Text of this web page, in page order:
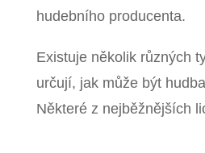
hudebního producenta.
Existuje několik různých
určují, jak může být
Některé z nejběžnějších